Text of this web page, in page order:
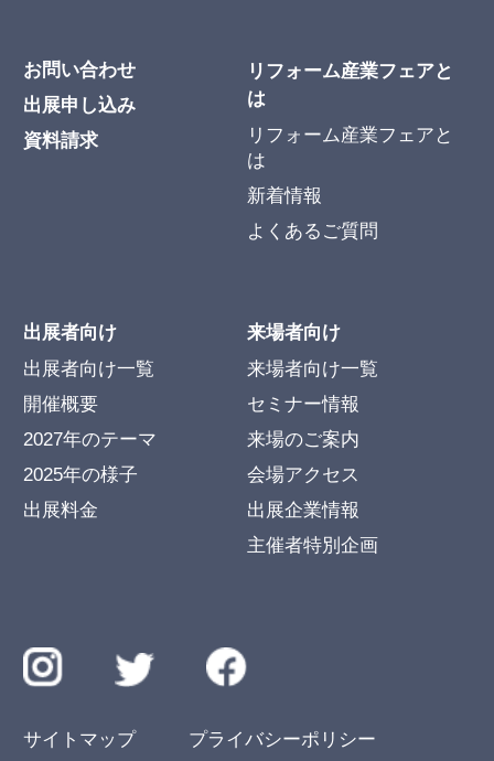
お問い合わせ
出展申し込み
資料請求
リフォーム産業フェアと
は
リフォーム産業フェアと
は
新着情報
よくあるご質問
出展者向け
出展者向け一覧
開催概要
2027年のテーマ
2025年の様子
出展料金
来場者向け
来場者向け一覧
セミナー情報
来場のご案内
会場アクセス
出展企業情報
主催者特別企画
サイトマップ プライバシーポリシー